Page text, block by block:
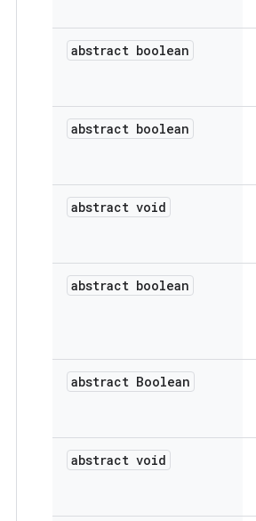
abstract boolean
abstract boolean
abstract void
abstract boolean
abstract Boolean
abstract void